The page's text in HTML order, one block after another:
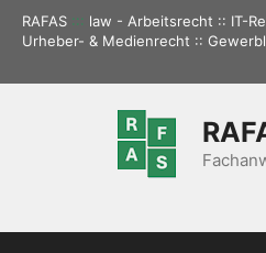
Zum
Inhalt
RAFAS ::: law - Arbeitsrecht :: IT-
Urheber- & Medienrecht ::